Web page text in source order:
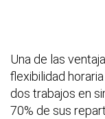
Una de las
flexibilidad
dos trabajos en
70% de sus